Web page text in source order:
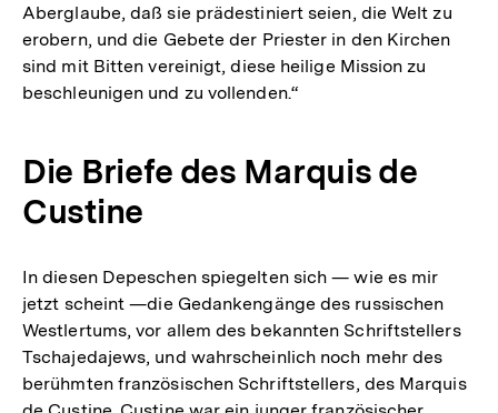
Aberglaube, daß sie prädestiniert seien, die Welt zu
erobern, und die Gebete der Priester in den Kirchen
sind mit Bitten vereinigt, diese heilige Mission zu
beschleunigen und zu vollenden.“
Die Briefe des Marquis de
Custine
In diesen Depeschen spiegelten sich — wie es mir
jetzt scheint —die Gedankengänge des russischen
Westlertums, vor allem des bekannten Schriftstellers
Tschajedajews, und wahrscheinlich noch mehr des
berühmten französischen Schriftstellers, des Marquis